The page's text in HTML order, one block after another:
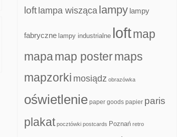
loft lampa wisząca lampy lampy
fabryczne lampy industrialne loftmap
mapamap postermaps
mapzorki mosiądz obrazówka
oświetlenie paper goods papier paris
plakat pocztówki postcards Poznań retro